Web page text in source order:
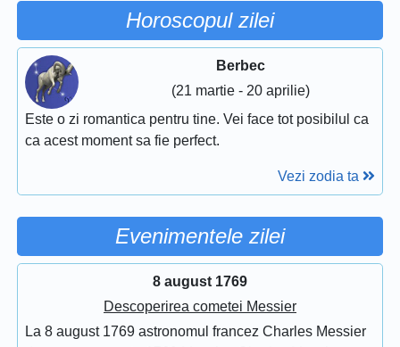
Horoscopul zilei
Berbec
(21 martie - 20 aprilie)
Este o zi romantica pentru tine. Vei face tot posibilul ca
ca acest moment sa fie perfect.
Vezi zodia ta
Evenimentele zilei
8 august 1769
Descoperirea cometei Messier
La 8 august 1769 astronomul francez Charles Messier